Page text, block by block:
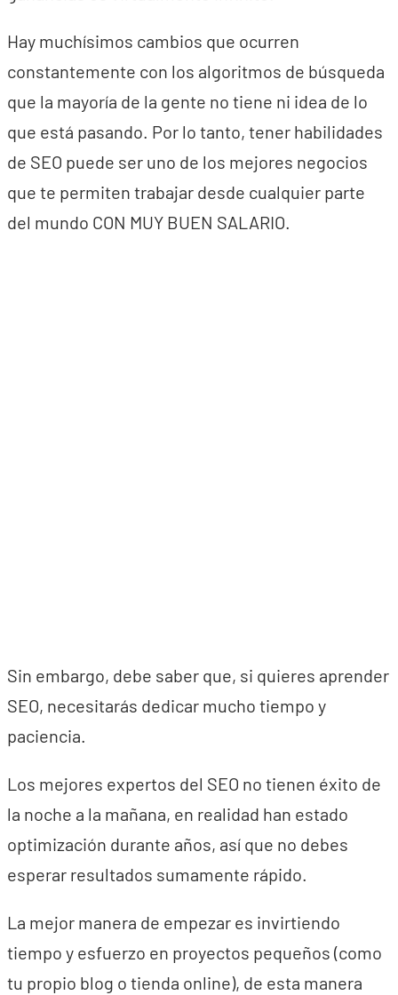
Hay muchísimos cambios que ocurren
constantemente con los algoritmos de búsqueda
que la mayoría de la gente no tiene ni idea de lo
que está pasando. Por lo tanto, tener habilidades
de SEO puede ser uno de los mejores negocios
que te permiten trabajar desde cualquier parte
del mundo CON MUY BUEN SALARIO.
Sin embargo, debe saber que, si quieres aprender
SEO, necesitarás dedicar mucho tiempo y
paciencia.
Los mejores expertos del SEO no tienen éxito de
la noche a la mañana, en realidad han estado
optimización durante años, así que no debes
esperar resultados sumamente rápido.
La mejor manera de empezar es invirtiendo
tiempo y esfuerzo en proyectos pequeños (como
tu propio blog o tienda online), de esta manera